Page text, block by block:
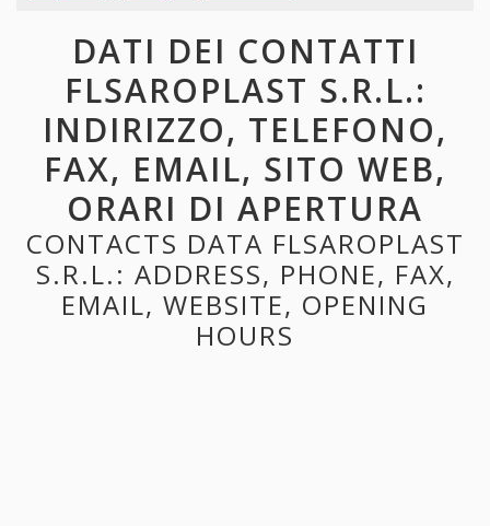
DATI DEI CONTATTI
FLSAROPLAST S.R.L.:
INDIRIZZO, TELEFONO,
FAX, EMAIL, SITO WEB,
ORARI DI APERTURA
CONTACTS DATA FLSAROPLAST
S.R.L.: ADDRESS, PHONE, FAX,
EMAIL, WEBSITE, OPENING
HOURS